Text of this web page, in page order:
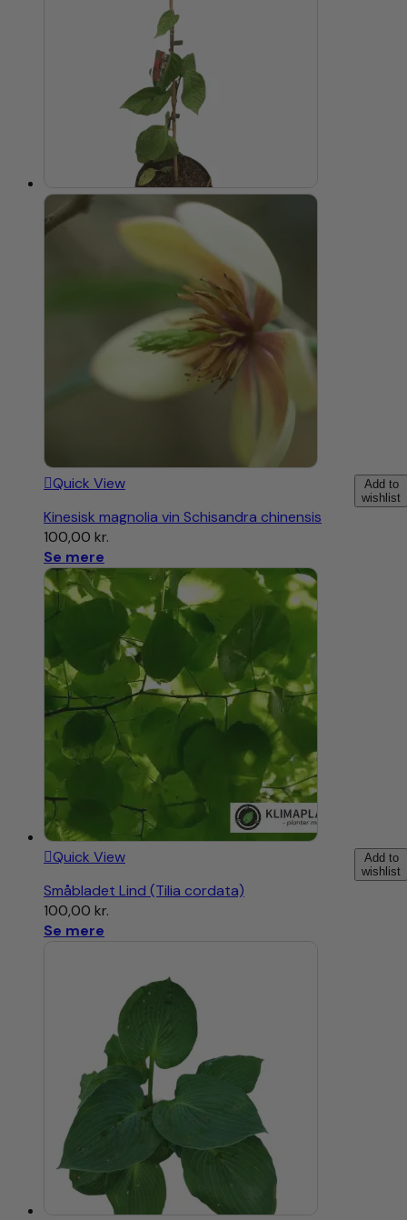
Add to
wishlist
Quick View
Kinesisk magnolia vin Schisandra chinensis
100,00 kr.
Se mere
Add to
wishlist
Quick View
Småbladet Lind (Tilia cordata)
100,00 kr.
Se mere